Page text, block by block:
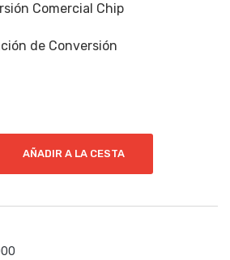
Comercial Chip
de Conversión
AÑADIR A LA CESTA